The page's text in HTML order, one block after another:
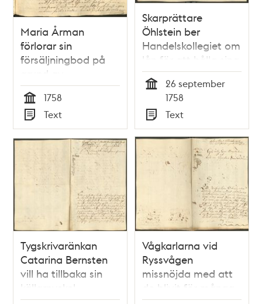
Maria Årman
förlorar sin
försäljningbod på
grund av
kontraktsbrott
Tid
1758
Typ
Text
Skarprättare
Öhlstein ber
Handelskollegiet om
lån för att hålla sina
djur vid liv
26 september
1758
Typ
Text
Tygskrivaränkan
Catarina Bernsten
vill ha tillbaka sin
källarnyckel
Vågkarlarna vid
Ryssvågen
missnöjda med att
de blivit för många